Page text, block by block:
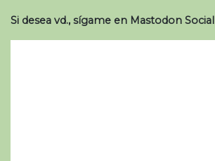
Si desea vd., sígame en Mastodon Social